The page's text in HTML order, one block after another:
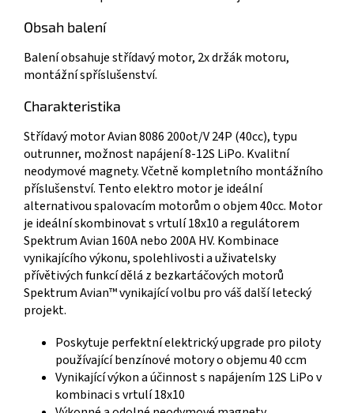
Obsah balení
Balení obsahuje střídavý motor, 2x držák motoru,
montážní spříslušenství.
Charakteristika
Střídavý motor Avian 8086 200ot/V 24P (40cc), typu
outrunner, možnost napájení 8-12S LiPo. Kvalitní
neodymové magnety. Včetně kompletního montážního
příslušenství. Tento elektro motor je ideální
alternativou spalovacím motorům o objem 40cc. Motor
je ideální skombinovat s vrtulí 18x10 a regulátorem
Spektrum Avian 160A nebo 200A HV. Kombinace
vynikajícího výkonu, spolehlivosti a uživatelsky
přívětivých funkcí dělá z bezkartáčových motorů
Spektrum Avian™ vynikající volbu pro váš další letecký
projekt.
Poskytuje perfektní elektrický upgrade pro piloty
používající benzínové motory o objemu 40 ccm
Vynikající výkon a účinnost s napájením 12S LiPo v
kombinaci s vrtulí 18x10